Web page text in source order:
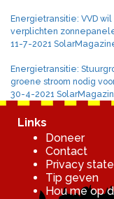
Energietransitie: VVD
verplichten
11-7-2021
Energietransitie:
groene stroom nodig
30-4-2021
Links
Doneer
Contact
Privacy
Tip geven
Hou me op